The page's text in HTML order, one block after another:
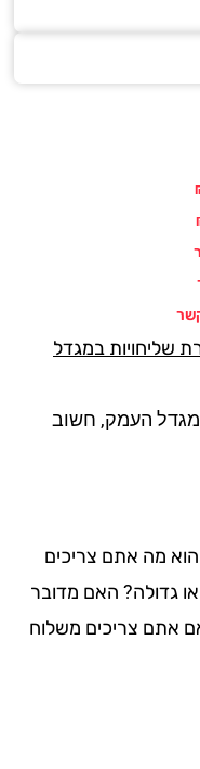
במגדל
העמק, חשוב
אתם צריכים
האם מדובר
צריכים משלוח